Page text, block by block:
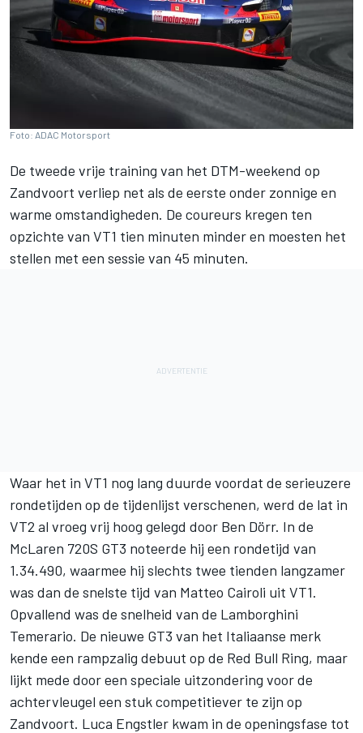
Foto: ADAC Motorsport
De tweede vrije training van het DTM-weekend op
Zandvoort verliep net als de eerste onder zonnige en
warme omstandigheden. De coureurs kregen ten
opzichte van VT1 tien minuten minder en moesten het
stellen met een sessie van 45 minuten.
Waar het in VT1 nog lang duurde voordat de serieuzere
rondetijden op de tijdenlijst verschenen, werd de lat in
VT2 al vroeg vrij hoog gelegd door Ben Dörr. In de
McLaren 720S GT3 noteerde hij een rondetijd van
1.34.490, waarmee hij slechts twee tienden langzamer
was dan de snelste tijd van Matteo Cairoli uit VT1.
Opvallend was de snelheid van de Lamborghini
Temerario. De nieuwe GT3 van het Italiaanse merk
kende een rampzalig debuut op de Red Bull Ring, maar
lijkt mede door een speciale uitzondering voor de
achtervleugel een stuk competitiever te zijn op
Zandvoort. Luca Engstler kwam in de openingsfase tot